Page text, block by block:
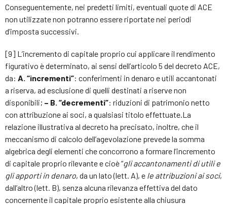
Conseguentemente, nei predetti limiti, eventuali quote di ACE
non utilizzate non potranno essere riportate nei periodi
d’imposta successivi.
[9] L’incremento di capitale proprio cui applicare il rendimento
figurativo è determinato, ai sensi dell’articolo 5 del decreto ACE,
da: A. “incrementi”: conferimenti in denaro e utili accantonati
a riserva, ad esclusione di quelli destinati a riserve non
disponibili; – B. “decrementi”: riduzioni di patrimonio netto
con attribuzione ai soci, a qualsiasi titolo effettuate.La
relazione illustrativa al decreto ha precisato, inoltre, che il
meccanismo di calcolo dell’agevolazione prevede la somma
algebrica degli elementi che concorrono a formare l’incremento
di capitale proprio rilevante e cioè “gli accantonamenti di utili e
gli apporti in denaro, da un lato (lett. A), e le attribuzioni ai soci,
dall’altro (lett. B), senza alcuna rilevanza effettiva del dato
concernente il capitale proprio esistente alla chiusura